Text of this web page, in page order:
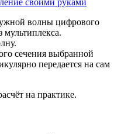
волны цифрового
мультиплекса.
сечения выбранной
передается на сам
на практике.